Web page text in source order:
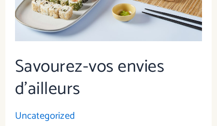
Savourez-vos envies
d’ailleurs
Uncategorized